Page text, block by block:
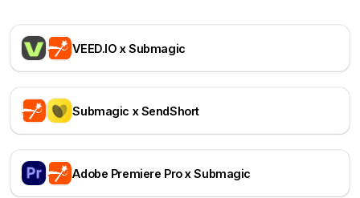
VEED.IO x Submagic
Submagic x SendShort
Adobe Premiere Pro x Submagic